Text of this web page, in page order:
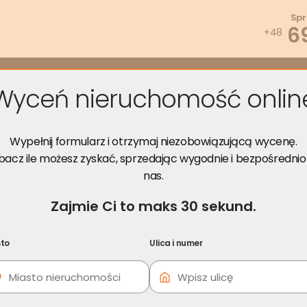
+48
problem Wyceń za darmo Opinie Poradnik
– sposób na długi
nieruchomość
Wypełnij formularz i otrzymaj niezobowiązującą wycenę.
ile możesz zyskać, sprzedając wygodnie i
nas.
Zajmie Ci to maks 30 sekund.
Ulica i numer